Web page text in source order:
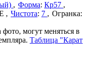
Форма: Кр57
Чистота: 7
могут меняться в
Таблица "Карат